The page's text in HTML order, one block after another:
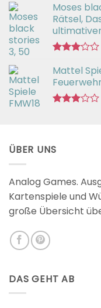
mit
3.02
von 5
Moses
Rätsel,
mit
3.00
von 5
Mattel
ÜBER UNS
Analog Games.
Kartenspiele und
große Übersicht
DAS GEHT AB